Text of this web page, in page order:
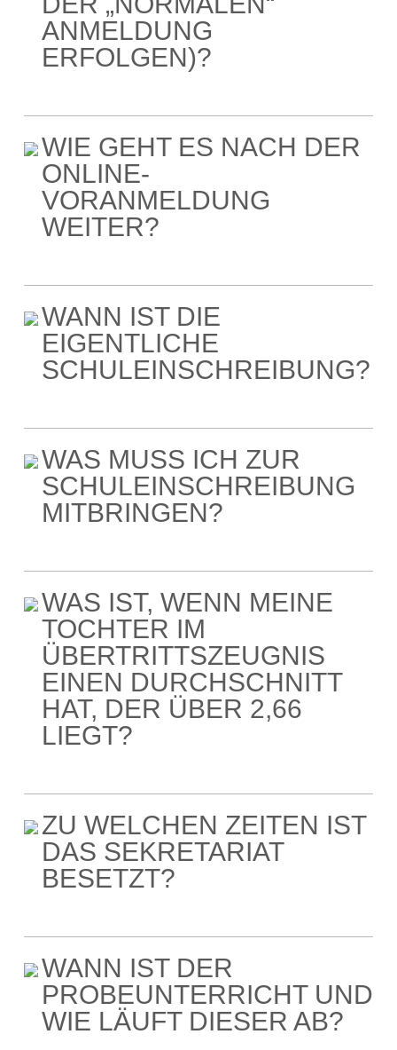
ANMELDUNG
ERFOLGEN)?
WIE GEHT ES NACH DER
ONLINE-
VORANMELDUNG
WEITER?
WANN IST DIE
EIGENTLICHE
SCHULEINSCHREIBUNG?
WAS MUSS ICH ZUR
SCHULEINSCHREIBUNG
MITBRINGEN?
WAS IST, WENN MEINE
TOCHTER IM
ÜBERTRITTSZEUGNIS
EINEN DURCHSCHNITT
HAT, DER ÜBER 2,66
LIEGT?
ZU WELCHEN ZEITEN IST
DAS SEKRETARIAT
BESETZT?
WANN IST DER
PROBEUNTERRICHT UND
WIE LÄUFT DIESER AB?